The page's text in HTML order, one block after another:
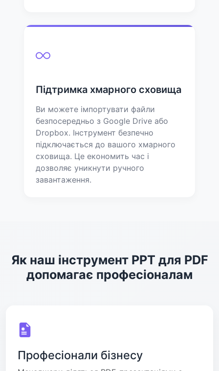
Підтримка хмарного сховища
Ви можете імпортувати файли
безпосередньо з Google Drive або
Dropbox. Інструмент безпечно
підключається до вашого хмарного
сховища. Це економить час і
дозволяє уникнути ручного
завантаження.
Як наш інструмент PPT для PDF
допомагає професіоналам
Професіонали бізнесу